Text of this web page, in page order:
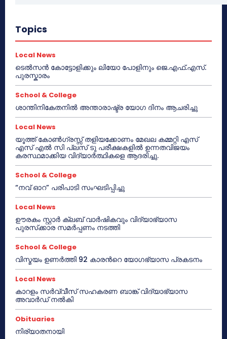
Topics
Local News
ടെൽസൻ കോട്ടോളിക്കും ലിയോ പോളിനും ജെ.എഫ്.എസ്.
പുരസ്കാരം
School & College
ശാന്തിനികേതനിൽ അന്താരാഷ്ട്ര യോഗ ദിനം ആചരിച്ചു
Local News
യൂത്ത് കോൺഗ്രസ്സ് തളിയക്കോണം മേഖല കമ്മറ്റി എസ്
എസ് എൽ സി പ്ലസ് ടു പരീക്ഷകളിൽ ഉന്നതവിജയം
കരസ്ഥമാക്കിയ വിദ്യാർത്ഥികളെ ആദരിച്ചു.
School & College
“നവ് ഓറ” പരിപാടി സംഘടിപ്പിച്ചു
Local News
ഊരകം സ്റ്റാർ ക്ലബ് വാർഷികവും വിദ്യാഭ്യാസ
പുരസ്‌ക്കാര സമർപ്പണം നടത്തി
School & College
വിസ്മയം ഉണർത്തി 92 കാരൻറെ യോഗഭ്യാസ പ്രകടനം
Local News
കാറളം സർവ്വീസ് സഹകരണ ബാങ്ക് വിദ്യാഭ്യാസ
അവാർഡ് നൽകി
Obituaries
നിര്യാതനായി